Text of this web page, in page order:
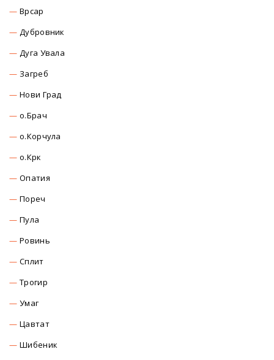
Врсар
Дубровник
Дуга Увала
Загреб
Нови Град
о.Брач
о.Корчула
о.Крк
Опатия
Пореч
Пула
Ровинь
Сплит
Трогир
Умаг
Цавтат
Шибеник